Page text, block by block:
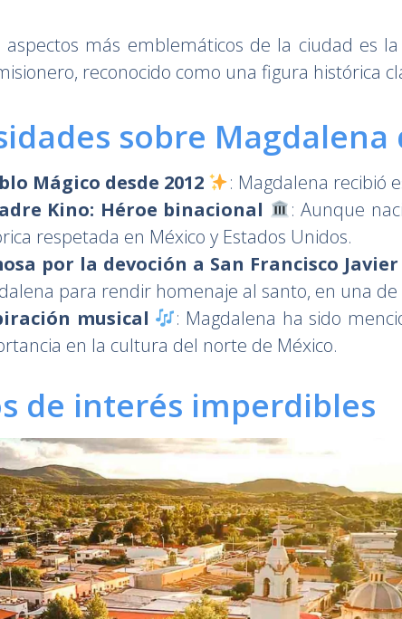
aspectos más emblemáticos de la ciudad es
reconocido como una figura histórica
sobre Magdalena
Mágico desde 2012
: Magdalena recibió
Kino: Héroe binacional
: Aunque
respetada en México y Estados Unidos.
por la devoción a San Francisco Javier
para rendir homenaje al santo, en una
musical
: Magdalena ha sido
en la cultura del norte de México.
de interés imperdibles